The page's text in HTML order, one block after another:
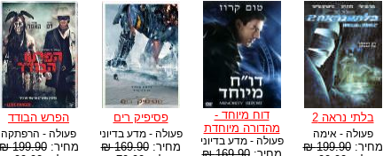
בלתי נראה 2
פעולה - אימה
מחיר:199.90 ₪
דוח מיוחד -
מהדורה מיוחדת
פעולה - מדע בדיוני
פסיפיק רים
פעולה - מדע בדיוני
מחיר:169.90 ₪
הפרש הבודד
פעולה - הרפתקה
מחיר:199.90 ₪